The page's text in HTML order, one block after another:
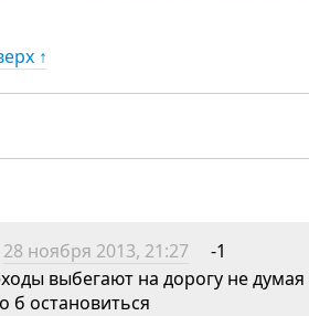
↑
28 ноября 2013, 21:27
-1
выбегают на дорогу не
б остановиться